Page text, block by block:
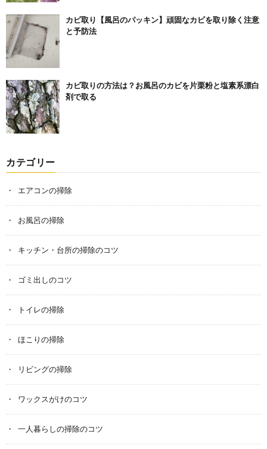
カビ取り【風呂のパッキン】頑固なカビを取り除く注意
と予防法
カビ取りの方法は？お風呂のカビを片栗粉と塩素系漂白
剤で取る
カテゴリー
エアコンの掃除
お風呂の掃除
キッチン・台所の掃除のコツ
ゴミ出しのコツ
トイレの掃除
ほこりの掃除
リビングの掃除
ワックスがけのコツ
一人暮らしの掃除のコツ